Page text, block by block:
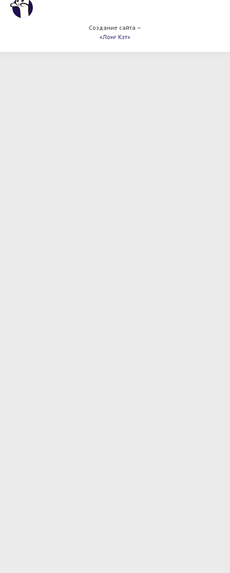
Создание сайта —
«Лонг Кэт»